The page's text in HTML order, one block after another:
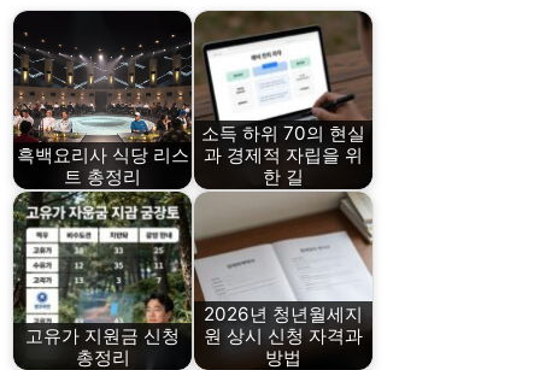
흑백요리사 식당 리스
트 총정리
소득 하위 70의 현실
과 경제적 자립을 위
한 길
고유가 지원금 신청
총정리
2026년 청년월세지
원 상시 신청 자격과
방법